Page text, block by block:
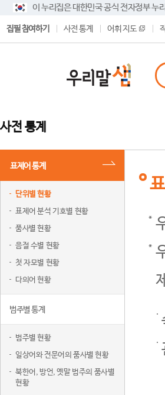
이 누리집은 대한민국 공식 전자정부 누
집필 참여하기 사전 통계 어휘 지도
사전 통계
표제어 통계
단위별 현황
표제어 분석 기호별 현황
품사별 현황
음절 수별 현황
첫 자모별 현황
다의어 현황
범주별 통계
범주별 현황
일상어와 전문어의 품사별 현황
북한어, 방언, 옛말 범주의 품사별
현황